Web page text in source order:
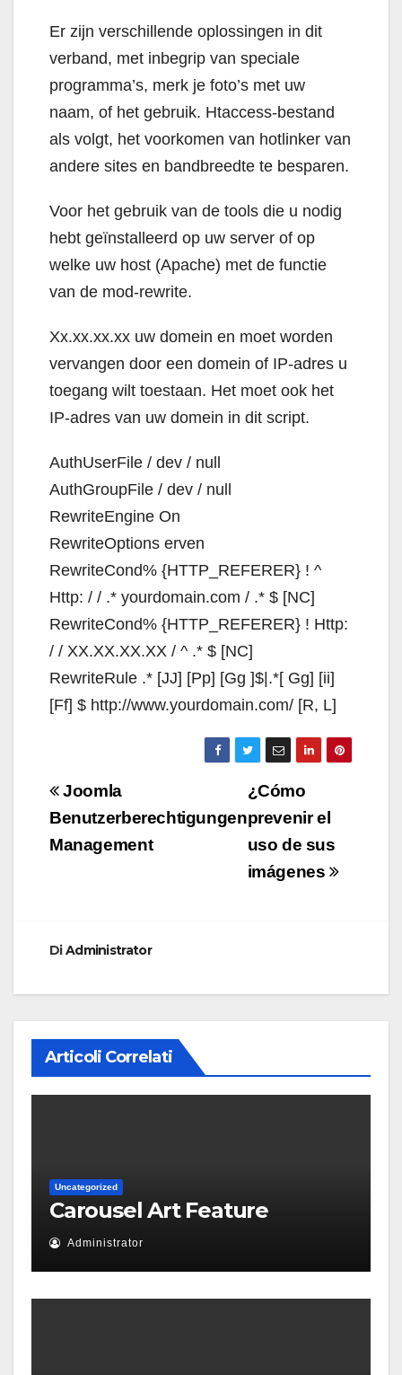
Er zijn verschillende oplossingen in dit
verband, met inbegrip van speciale
programma’s, merk je foto’s met uw
naam, of het gebruik. Htaccess-bestand
als volgt, het voorkomen van hotlinker van
andere sites en bandbreedte te besparen.
Voor het gebruik van de tools die u nodig
hebt geïnstalleerd op uw server of op
welke uw host (Apache) met de functie
van de mod-rewrite.
Xx.xx.xx.xx uw domein en moet worden
vervangen door een domein of IP-adres u
toegang wilt toestaan. Het moet ook het
IP-adres van uw domein in dit script.
AuthUserFile / dev / null
AuthGroupFile / dev / null
RewriteEngine On
RewriteOptions erven
RewriteCond% {HTTP_REFERER} ! ^
Http: / / .* yourdomain.com / .* $ [NC]
RewriteCond% {HTTP_REFERER} ! Http:
/ / XX.XX.XX.XX / ^ .* $ [NC]
RewriteRule .* [JJ] [Pp] [Gg ]$|.*[ Gg] [ii]
[Ff] $ http://www.yourdomain.com/ [R, L]
Navigazione
articoli
¿Cómo
prevenir el
uso de sus
imágenes
Joomla
Benutzerberechtigungen
Management
DiAdministrator
Articoli Correlati
Uncategorized
Carousel Art Feature
Administrator